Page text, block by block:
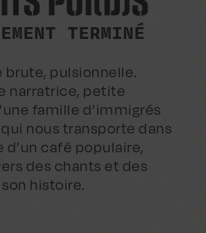
TERMINÉ
brute, pulsionnelle.
narratrice, petite
famille d’immigrés
nous transporte dans
d’un café populaire,
des chants et des
histoire.